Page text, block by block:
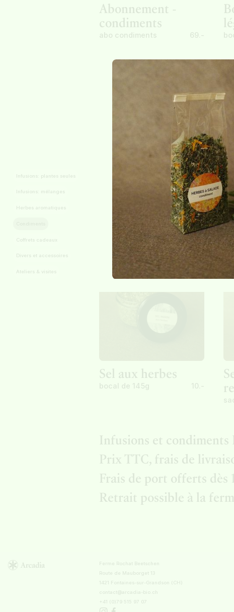
Infusions: plantes seules
Infusions: mélanges
Herbes aromatiques
Coffrets cadeaux
Divers et accessoires
Ateliers & visites
Abonnement -
condiments
abo condiments 69.-
Bouillon de
légumes - tout en
vert
bocal de 100g 10.-
Sel aux herbes
bocal de 145g 10.-
Infusions et condiments
Prix TTC, frais de
Frais de port offerts dès
Retrait possible à la
Ferme Rochat Beetschen
Route de Mauborget 13
1421 Fontaines-sur-Grandson (CH)
contact@arcadia-bio.ch
+41 (0)79 515 97 07